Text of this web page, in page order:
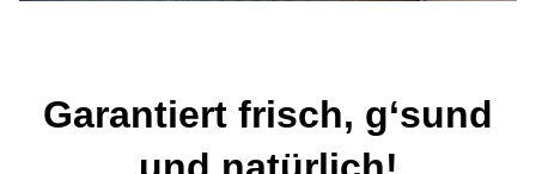
Garantiert frisch, g‘sund